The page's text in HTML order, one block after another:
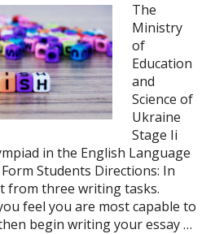
The
Ministry
of
Education
and
Science of
Ukraine
Stage Ii
in the English Language
Students Directions: In
from three writing tasks.
feel you are most capable to
begin writing your essay …